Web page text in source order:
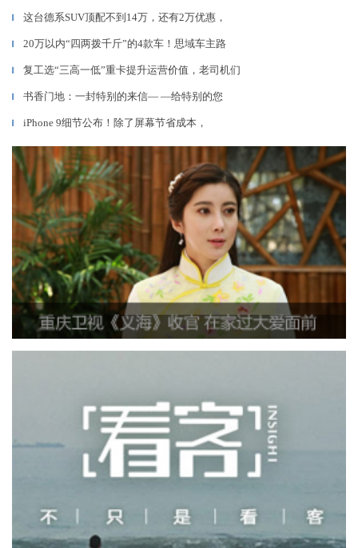
▎ 这台德系SUV顶配不到14万，还有2万优惠，
▎ 20万以内“四两拨千斤”的4款车！思域车主路
▎ 复工选“三高一低”重卡提升运营价值，老司机们
▎ 书香门地：一封特别的来信— —给特别的您
▎ iPhone 9细节公布！除了屏幕节省成本，